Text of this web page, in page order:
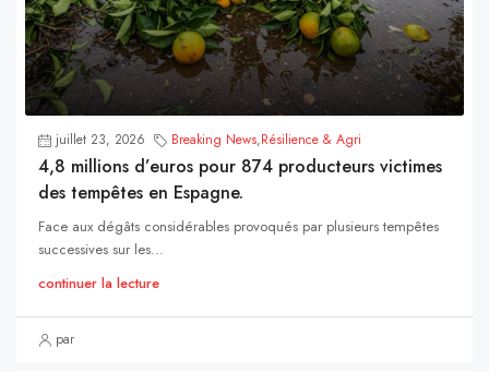
juillet 23, 2026 Breaking News,Résilience & Agri
4,8 millions d’euros pour 874 producteurs victimes
des tempêtes en Espagne.
Face aux dégâts considérables provoqués par plusieurs tempêtes
successives sur les...
continuer la lecture
par